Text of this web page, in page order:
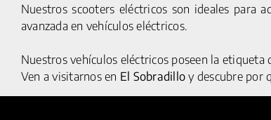
Nuestros scooters eléctricos son ideales para
avanzada en vehículos eléctricos.
Nuestros vehículos eléctricos poseen la
Ven a visitarnos en El Sobradilloy descubre por
© 2025 HUMAN MOBILITY S.A. TODOS LOS DERECHOS
RESERVADOS